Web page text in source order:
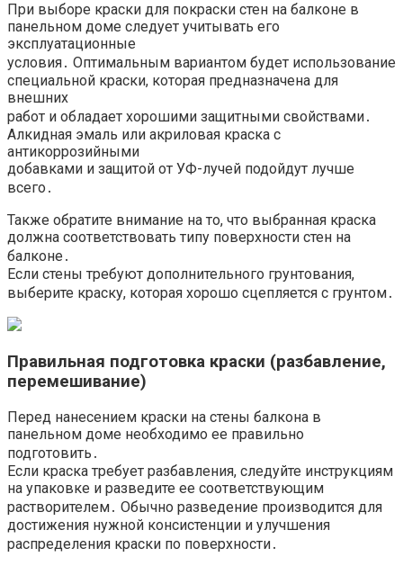
При выборе краски для покраски стен на балконе в
панельном доме следует учитывать его
эксплуатационные
условия․ Оптимальным вариантом будет использование
специальной краски, которая предназначена для
внешних
работ и обладает хорошими защитными свойствами․
Алкидная эмаль или акриловая краска с
антикоррозийными
добавками и защитой от УФ-лучей подойдут лучше
всего․
Также обратите внимание на то, что выбранная краска
должна соответствовать типу поверхности стен на
балконе․
Если стены требуют дополнительного грунтования,
выберите краску, которая хорошо сцепляется с грунтом․
Правильная подготовка краски (разбавление,
перемешивание)
Перед нанесением краски на стены балкона в
панельном доме необходимо ее правильно
подготовить․
Если краска требует разбавления, следуйте инструкциям
на упаковке и разведите ее соответствующим
растворителем․ Обычно разведение производится для
достижения нужной консистенции и улучшения
распределения краски по поверхности․